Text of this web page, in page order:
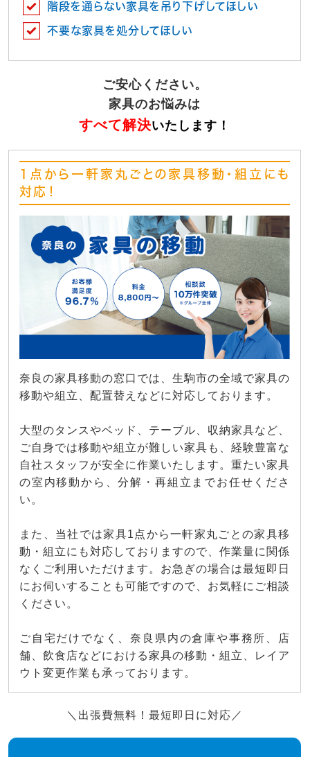
階段を通らない家具を吊り下げしてほしい
不要な家具を処分してほしい
ご安心ください。
家具のお悩みは
すべて解決いたします！
1点から一軒家丸ごとの家具移動・組立にも
対応！
奈良の家具移動の窓口では、生駒市の全域で家具の
移動や組立、配置替えなどに対応しております。
大型のタンスやベッド、テーブル、収納家具など、
ご自身では移動や組立が難しい家具も、経験豊富な
自社スタッフが安全に作業いたします。重たい家具
の室内移動から、分解・再組立までお任せくださ
い。
また、当社では家具1点から一軒家丸ごとの家具移
動・組立にも対応しておりますので、作業量に関係
なくご利用いただけます。お急ぎの場合は最短即日
にお伺いすることも可能ですので、お気軽にご相談
ください。
ご自宅だけでなく、奈良県内の倉庫や事務所、店
舗、飲食店などにおける家具の移動・組立、レイア
ウト変更作業も承っております。
＼出張費無料！最短即日に対応／